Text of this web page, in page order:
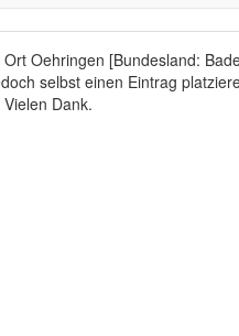
Oehringen [Bundesland:
selbst einen Eintrag
Dank.